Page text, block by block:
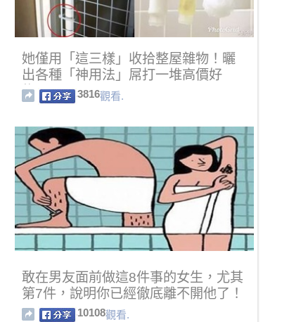
她僅用「這三樣」收拾整屋雜物！曬
出各種「神用法」屌打一堆高價好
物！
3816觀看.
敢在男友面前做這8件事的女生，尤其
第7件，說明你已經徹底離不開他了！
10108觀看.